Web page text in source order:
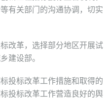
有关部门的沟通协调，切实
改革，选择部分地区开展试
建设部。
投标改革工作措施和取得的
投标改革工作营造良好的舆